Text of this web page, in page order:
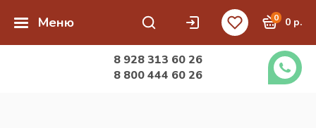
Меню 0 0 р.
8 928 313 60 26
8 800 444 60 26